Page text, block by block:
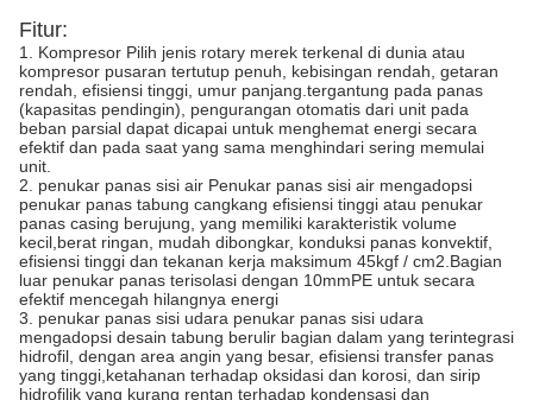
Fitur:
1. Kompresor Pilih jenis rotary merek terkenal di dunia atau
kompresor pusaran tertutup penuh, kebisingan rendah, getaran
rendah, efisiensi tinggi, umur panjang.tergantung pada panas
(kapasitas pendingin), pengurangan otomatis dari unit pada
beban parsial dapat dicapai untuk menghemat energi secara
efektif dan pada saat yang sama menghindari sering memulai
unit.
2. penukar panas sisi air Penukar panas sisi air mengadopsi
penukar panas tabung cangkang efisiensi tinggi atau penukar
panas casing berujung, yang memiliki karakteristik volume
kecil,berat ringan, mudah dibongkar, konduksi panas konvektif,
efisiensi tinggi dan tekanan kerja maksimum 45kgf / cm2.Bagian
luar penukar panas terisolasi dengan 10mmPE untuk secara
efektif mencegah hilangnya energi
3. penukar panas sisi udara penukar panas sisi udara
mengadopsi desain tabung berulir bagian dalam yang terintegrasi
hidrofil, dengan area angin yang besar, efisiensi transfer panas
yang tinggi,ketahanan terhadap oksidasi dan korosi, dan sirip
hidrofilik yang kurang rentan terhadap kondensasi dan